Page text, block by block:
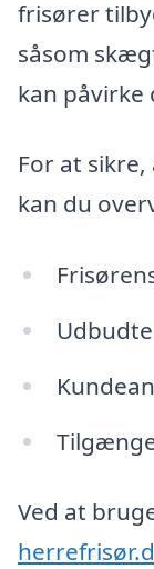
frisører
såsom
kan påvirke
For at
kan du
Ved at